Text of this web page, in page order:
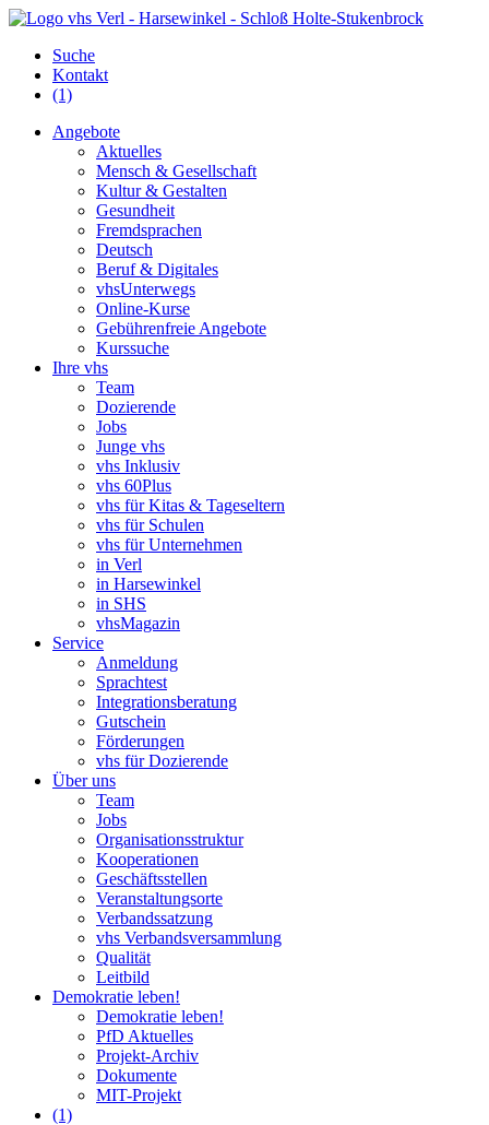
Suche
Kontakt
(1)
Angebote
Aktuelles
Mensch & Gesellschaft
Kultur & Gestalten
Gesundheit
Fremdsprachen
Deutsch
Beruf & Digitales
vhsUnterwegs
Online-Kurse
Gebührenfreie Angebote
Kurssuche
Ihre vhs
Team
Dozierende
Jobs
Junge vhs
vhs Inklusiv
vhs 60Plus
vhs für Kitas & Tageseltern
vhs für Schulen
vhs für Unternehmen
in Verl
in Harsewinkel
in SHS
vhsMagazin
Service
Anmeldung
Sprachtest
Integrationsberatung
Gutschein
Förderungen
vhs für Dozierende
Über uns
Team
Jobs
Organisationsstruktur
Kooperationen
Geschäftsstellen
Veranstaltungsorte
Verbandssatzung
vhs Verbandsversammlung
Qualität
Leitbild
Demokratie leben!
Demokratie leben!
PfD Aktuelles
Projekt-Archiv
Dokumente
MIT-Projekt
(1)